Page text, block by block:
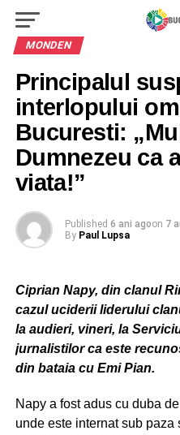
MONDEN
Principalul
interlopului
Bucuresti:
Dumnezeu ca
viata!”
Published 6 ani agoon 7
By Paul Lupsa
Ciprian Napy, din clanul
cazul uciderii liderului
la audieri, vineri, la
jurnalistilor ca este
din bataia cu Emi Pian.
Napy a fost adus cu duba
unde este internat sub